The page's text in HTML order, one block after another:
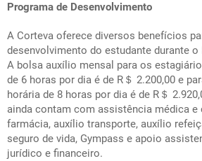
Programa de Desenvolvimento
A Corteva oferece diversos benefícios
desenvolvimento do estudante durante o
A bolsa auxílio mensal para os
de 6 horas por dia é de R＄ 2.200,00 e
horária de 8 horas por dia é de R＄
ainda contam com assistência médica
farmácia, auxílio transporte, auxílio
seguro de vida, Gympass e apoio
jurídico e financeiro.